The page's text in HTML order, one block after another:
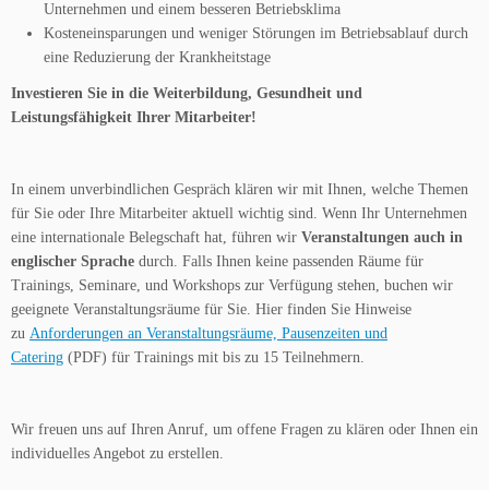
Unternehmen und einem besseren Betriebsklima
Kosteneinsparungen und weniger Störungen im Betriebsablauf durch
eine Reduzierung der Krankheitstage
Investieren Sie in die Weiterbildung, Gesundheit und
Leistungsfähigkeit Ihrer Mitarbeiter!
In einem unverbindlichen Gespräch klären wir mit Ihnen, welche Themen
für Sie oder Ihre Mitarbeiter aktuell wichtig sind. Wenn Ihr Unternehmen
eine internationale Belegschaft hat, führen wir Veranstaltungen auch in
englischer Sprache durch. Falls Ihnen keine passenden Räume für
Trainings, Seminare, und Workshops zur Verfügung stehen, buchen wir
geeignete Veranstaltungsräume für Sie. Hier finden Sie Hinweise
zu Anforderungen an Veranstaltungsräume, Pausenzeiten und
Catering (PDF) für Trainings mit bis zu 15 Teilnehmern.
Wir freuen uns auf Ihren Anruf, um offene Fragen zu klären oder Ihnen ein
individuelles Angebot zu erstellen.